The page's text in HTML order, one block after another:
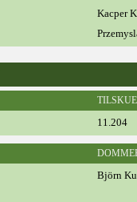
Kacper
11.204
Björn